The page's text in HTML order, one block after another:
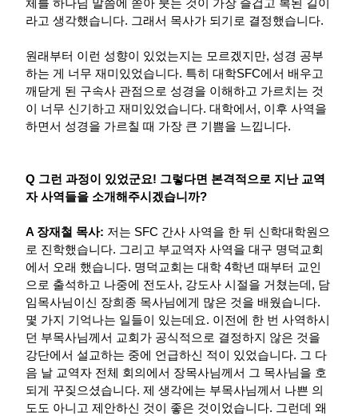
체를 하나님 말씀에 쏟아 붓는 것이 가장 즐겁고 복된 길이
라고 생각했습니다. 그래서 목사가 되기로 결정했습니다.
원래부터 이런 성향이 있었는지는 모르겠지만, 성경 공부
하는 게 너무 재미있었습니다. 특히 대학SFC에서 배우고
깨닫게 된 구속사 관점으로 성경을 이해하고 가르치는 것
이 너무 신기하고 재미있었습니다. 대학에서, 이후 사역을
하면서 성경을 가르칠 때 가장 큰 기쁨을 느낍니다.
Q 그런 과정이 있었군요! 그렇다면 본격적으로 지난 교역
자 사역들을 소개해주시겠습니까?
A 장재철 목사: 저는 SFC 간사 사역을 한 뒤 신학대학원으
로 진학했습니다. 그리고 부교역자 사역을 대구 명덕교회
에서 오래 했습니다. 명덕교회는 대학 4학년 때부터 교인
으로 출석하고 나중에 전도사, 강도사 시절을 거쳤는데, 담
임목사님이신 장희종 목사님에게 많은 것을 배웠습니다.
몇 가지 기억나는 일들이 있는데요. 이전에 한 번 사역하시
던 부목사님께서 교회가 공식적으로 결정하지 않은 것을
강단에서 설교하는 중에 언급하신 적이 있었습니다. 그 다
음 날 교역자 전체 회의에서 장목사님께서 그 목사님을 호
되게 꾸짖으셨습니다. 제 생각에는 부목사님께서 나쁜 의
도도 아니고 제안하신 것이 좋은 것이었습니다. 그런데 왜